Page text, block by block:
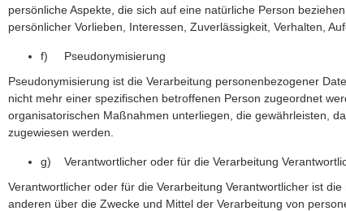
persönliche Aspekte, die sich auf eine natürliche Person
persönlicher Vorlieben, Interessen, Zuverlässigkeit, Verhalten,
f) Pseudonymisierung
Pseudonymisierung ist die Verarbeitung personenbezogener
nicht mehr einer spezifischen betroffenen Person zugeordnet
organisatorischen Maßnahmen unterliegen, die gewährleisten,
zugewiesen werden.
g) Verantwortlicher oder für die Verarbeitung
Verantwortlicher oder für die Verarbeitung Verantwortlicher ist
anderen über die Zwecke und Mittel der Verarbeitung von